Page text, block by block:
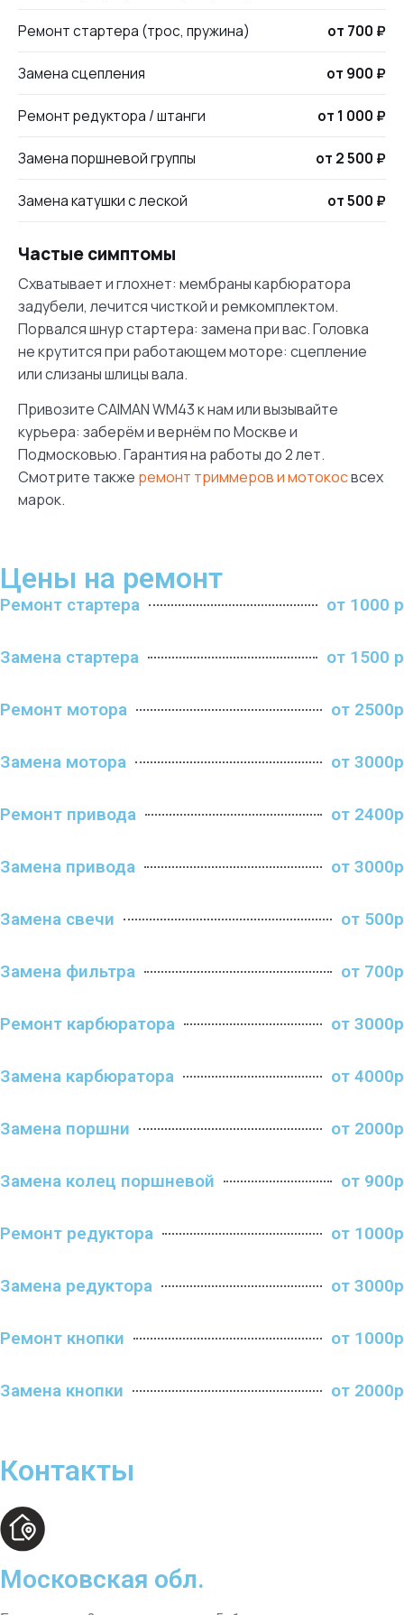
Ремонт стартера (трос, пружина) от 700 ₽
Замена сцепления от 900 ₽
Ремонт редуктора / штанги от 1 000 ₽
Замена поршневой группы от 2 500 ₽
Замена катушки с леской от 500 ₽
Частые симптомы
Схватывает и глохнет: мембраны карбюратора
задубели, лечится чисткой и ремкомплектом.
Порвался шнур стартера: замена при вас. Головка
не крутится при работающем моторе: сцепление
или слизаны шлицы вала.
Привозите CAIMAN WM43 к нам или вызывайте
курьера: заберём и вернём по Москве и
Подмосковью. Гарантия на работы до 2 лет.
Смотрите также ремонт триммеров и мотокосвсех
марок.
Цены на ремонт
Ремонт стартера от 1000 р
Замена стартера от 1500 р
Ремонт мотора от 2500р
Замена мотора от 3000р
Ремонт привода от 2400р
Замена привода от 3000р
Замена свечи от 500р
Замена фильтра от 700р
Ремонт карбюратора от 3000р
Замена карбюратора от 4000р
Замена поршни от 2000р
Замена колец поршневой от 900р
Ремонт редуктора от 1000р
Замена редуктора от 3000р
Ремонт кнопки от 1000р
Замена кнопки от 2000р
Контакты
Московская обл.